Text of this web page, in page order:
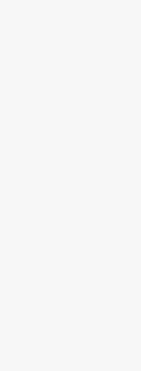
Livraison standard
Profitez d’une
Tous nos produits
Bénéficiez d’une
Livraison
partout au